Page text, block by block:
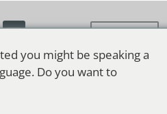
you might be speaking a
Do you want to